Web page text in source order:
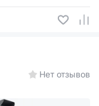
Нет отзывов